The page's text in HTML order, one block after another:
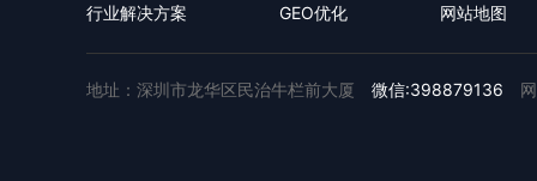
行业解决方案 GEO优化 网站地图
地址：深圳市龙华区民治牛栏前大厦 微信:398879136